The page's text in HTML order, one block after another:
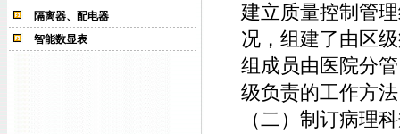
隔离器、配电器
智能数显表
建立质量控制管
况，组建了由区
组成员由医院分
级负责的工作方
（二）制订病理